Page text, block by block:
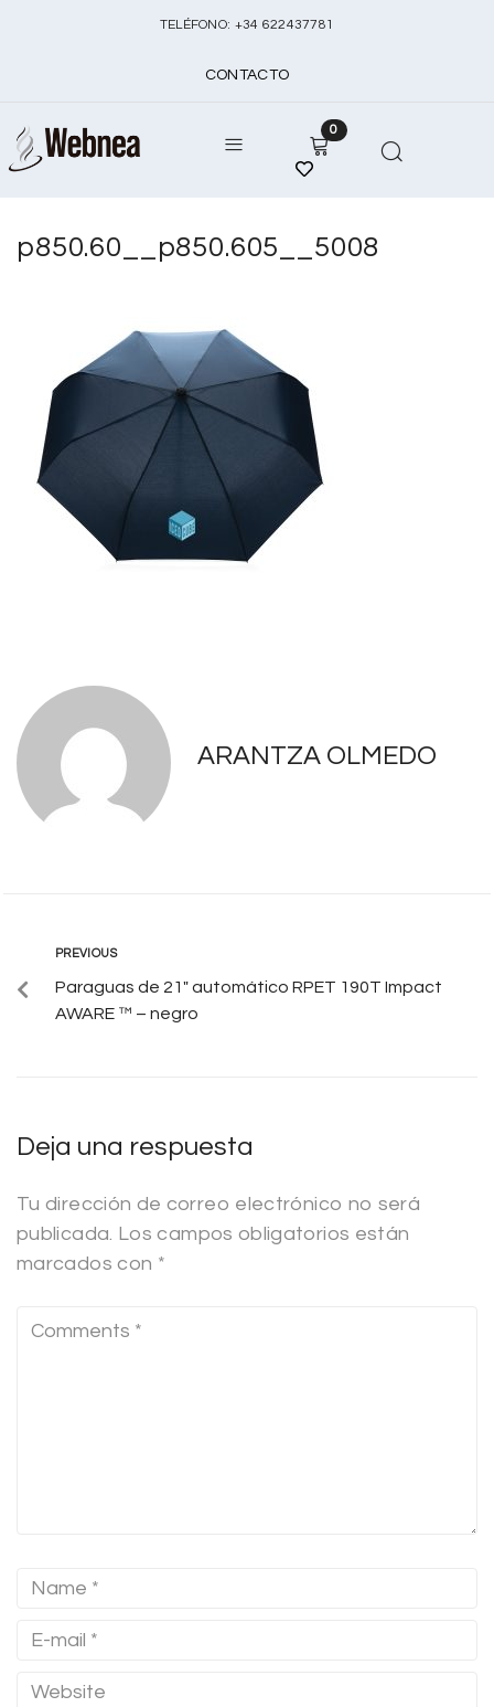
TELÉFONO: +34 622437781
CONTACTO
0
p850.60__p850.605__5008
ARANTZA OLMEDO
PREVIOUS
Paraguas de 21″ automático RPET 190T Impact
AWARE ™ – negro
Deja una respuesta
Tu dirección de correo electrónico no será
publicada. Los campos obligatorios están
marcados con *